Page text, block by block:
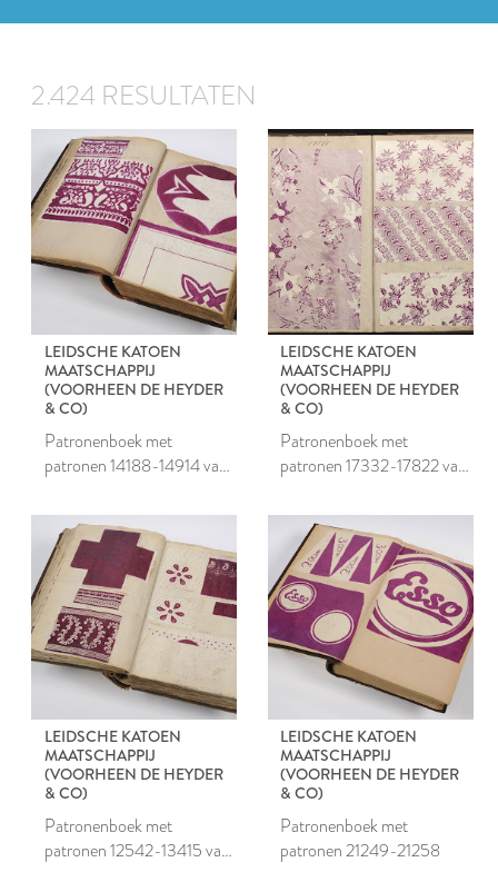
2.424 RESULTATEN
LEIDSCHE KATOEN
MAATSCHAPPIJ
(VOORHEEN DE HEYDER
& CO)
Patronenboek met
patronen 14188-14914 van
Maatschappij
LEIDSCHE KATOEN
MAATSCHAPPIJ
(VOORHEEN DE HEYDER
& CO)
Patronenboek met
patronen 17332-17822 van
Maatschappij
LEIDSCHE KATOEN
MAATSCHAPPIJ
(VOORHEEN DE HEYDER
& CO)
Patronenboek met
patronen 12542-13415 van
LEIDSCHE KATOEN
MAATSCHAPPIJ
(VOORHEEN DE HEYDER
& CO)
Patronenboek met
patronen 21249-21258